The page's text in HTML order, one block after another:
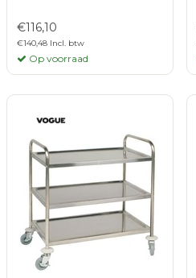
€116,10
€140,48 Incl. btw
Op voorraad